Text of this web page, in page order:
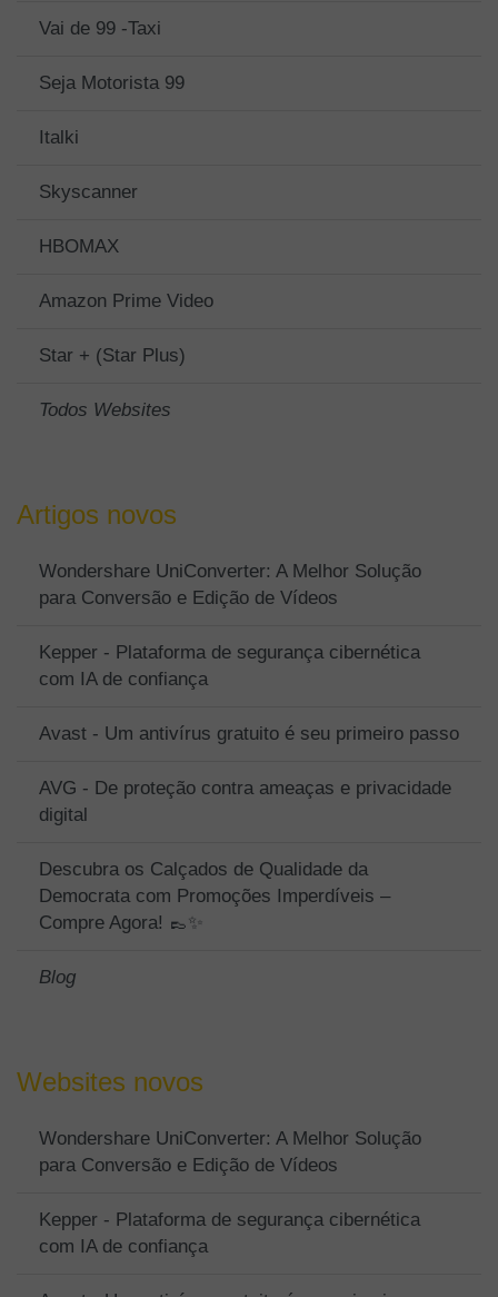
Vai de 99 -Taxi
Seja Motorista 99
Italki
Skyscanner
HBOMAX
Amazon Prime Video
Star + (Star Plus)
Todos Websites
Artigos novos
Wondershare UniConverter: A Melhor Solução
para Conversão e Edição de Vídeos
Kepper - Plataforma de segurança cibernética
com IA de confiança
Avast - Um antivírus gratuito é seu primeiro passo
AVG - De proteção contra ameaças e privacidade
digital
Descubra os Calçados de Qualidade da
Democrata com Promoções Imperdíveis –
Compre Agora! 👞✨
Blog
Websites novos
Wondershare UniConverter: A Melhor Solução
para Conversão e Edição de Vídeos
Kepper - Plataforma de segurança cibernética
com IA de confiança